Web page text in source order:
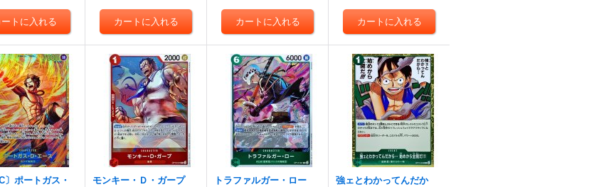
〕ポートガス・
モンキー・Ｄ・ガープ
トラファルガー・ロー
強ェとわかってんだか